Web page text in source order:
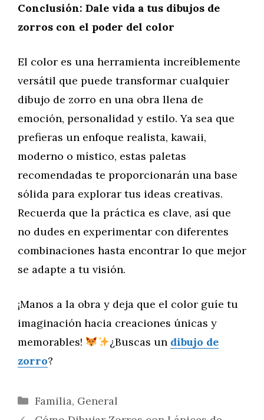
Conclusión: Dale vida a tus dibujos de
zorros con el poder del color
El color es una herramienta increíblemente
versátil que puede transformar cualquier
dibujo de zorro en una obra llena de
emoción, personalidad y estilo. Ya sea que
prefieras un enfoque realista, kawaii,
moderno o místico, estas paletas
recomendadas te proporcionarán una base
sólida para explorar tus ideas creativas.
Recuerda que la práctica es clave, así que
no dudes en experimentar con diferentes
combinaciones hasta encontrar lo que mejor
se adapte a tu visión.
¡Manos a la obra y deja que el color guíe tu
imaginación hacia creaciones únicas y
memorables!
¿Buscas un dibujo de
zorro?
Categorías
Familia, General